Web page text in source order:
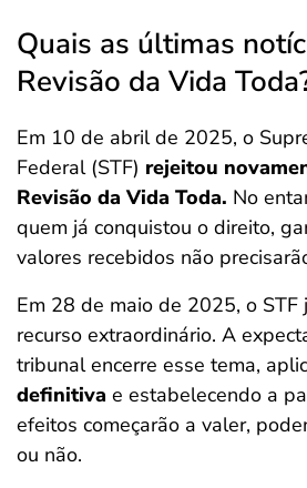
Quais as últimas
Revisão da Vida
Em 10 de abril de 2025, o
Federal (STF) rejeitou
Revisão da Vida Toda. No
quem já conquistou o direito,
valores recebidos não
Em 28 de maio de 2025, o STF
recurso extraordinário. A
tribunal encerre esse tema,
definitiva e estabelecendo a
efeitos começarão a valer,
ou não.